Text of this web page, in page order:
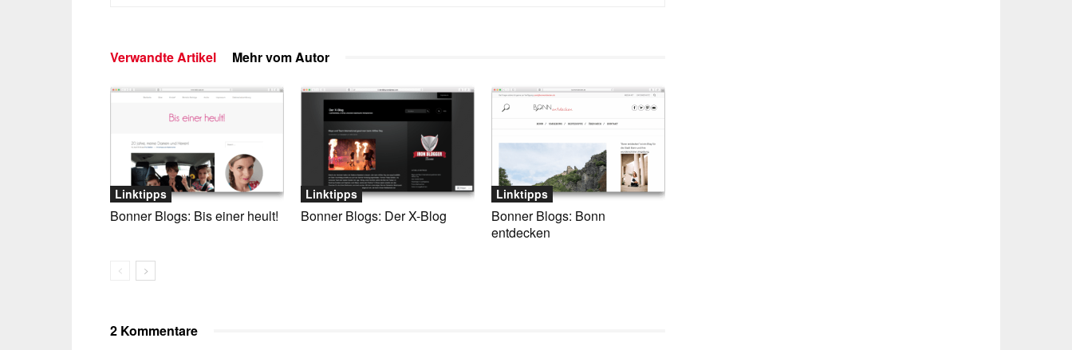
Verwandte Artikel Mehr vom Autor
Linktipps
Bonner Blogs: Bis einer heult!
Linktipps
Bonner Blogs: Der X-Blog
Linktipps
Bonner Blogs: Bonn
entdecken
2 Kommentare